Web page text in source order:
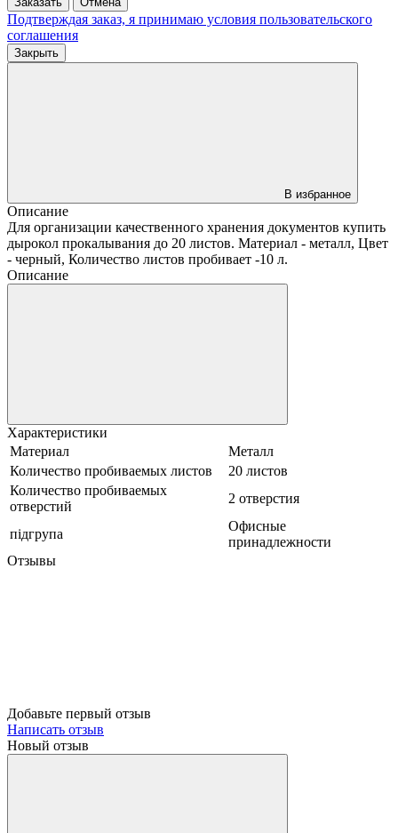
Подтверждая заказ, я принимаю условия пользовательского
соглашения
Закрыть
В избранное
Описание
Для организации качественного хранения документов купить
дырокол прокалывания до 20 листов. Материал - металл, Цвет
- черный, Количество листов пробивает -10 л.
Описание
Характеристики
Материал
Металл
Количество пробиваемых листов
20 листов
Количество пробиваемых
отверстий
2 отверстия
підгрупа
Офисные
принадлежности
Отзывы
Добавьте первый отзыв
Написать отзыв
Новый отзыв